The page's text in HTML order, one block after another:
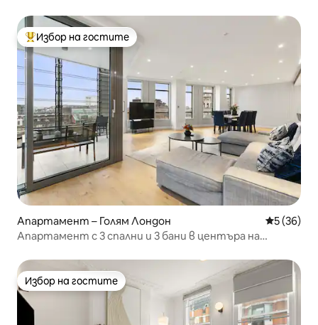
Най-популярен избор на гостите
Избор на гостите
Апартамент – Голям Лондон Средна
5 (36)
Апартамент с 3 спални и 3 бани в центъра на
Избор на гостите
Избор на гостите